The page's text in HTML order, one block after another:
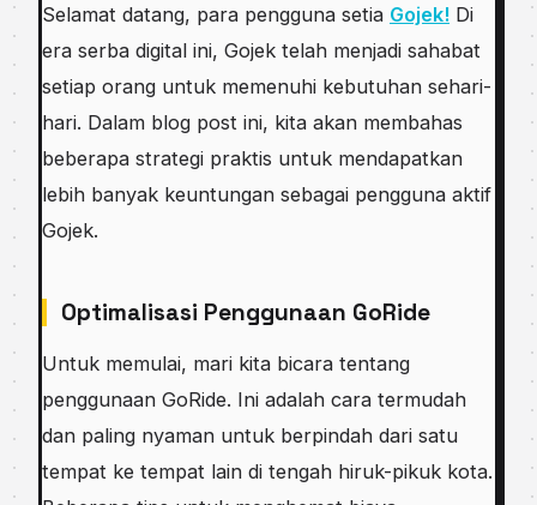
Selamat datang, para pengguna setia Gojek! Di
era serba digital ini, Gojek telah menjadi sahabat
setiap orang untuk memenuhi kebutuhan sehari-
hari. Dalam blog post ini, kita akan membahas
beberapa strategi praktis untuk mendapatkan
lebih banyak keuntungan sebagai pengguna aktif
Gojek.
Optimalisasi Penggunaan GoRide
Untuk memulai, mari kita bicara tentang
penggunaan GoRide. Ini adalah cara termudah
dan paling nyaman untuk berpindah dari satu
tempat ke tempat lain di tengah hiruk-pikuk kota.